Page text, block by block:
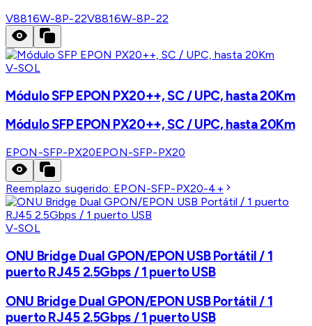
V8816W-8P-22V8816W-8P-22
V-SOL
Módulo SFP EPON PX20++, SC / UPC, hasta 20Km
Módulo SFP EPON PX20++, SC / UPC, hasta 20Km
EPON-SFP-PX20EPON-SFP-PX20
Reemplazo sugerido: EPON-SFP-PX20-4+
V-SOL
ONU Bridge Dual GPON/EPON USB Portátil / 1
puerto RJ45 2.5Gbps / 1 puerto USB
ONU Bridge Dual GPON/EPON USB Portátil / 1
puerto RJ45 2.5Gbps / 1 puerto USB